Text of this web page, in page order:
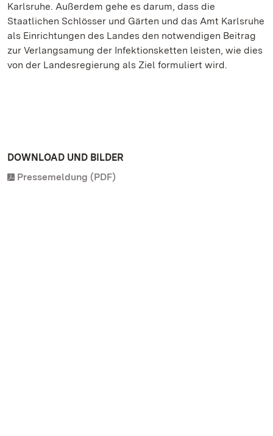
Karlsruhe. Außerdem gehe es darum, dass die
Staatlichen Schlösser und Gärten und das Amt Karlsruhe
als Einrichtungen des Landes den notwendigen Beitrag
zur Verlangsamung der Infektionsketten leisten, wie dies
von der Landesregierung als Ziel formuliert wird.
DOWNLOAD UND BILDER
Pressemeldung (PDF)